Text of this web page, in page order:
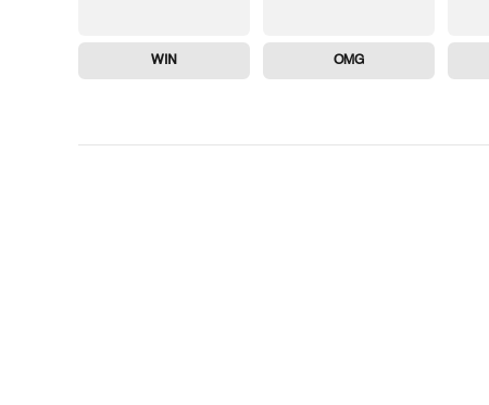
OMG
WIN